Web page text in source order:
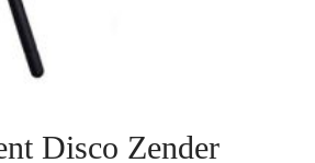
Disco Zender